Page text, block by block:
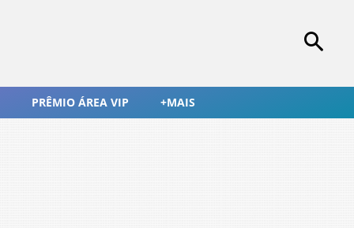
PRÊMIO ÁREA VIP +MAIS